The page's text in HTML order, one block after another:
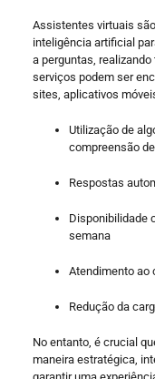
Assistentes virtuais
inteligência artificial
a perguntas,
serviços podem ser
sites, aplicativos
Utilização de
compreensão
Respostas
Disponibilidade
semana
Atendimento ao
Redução da
No entanto, é crucial
maneira estratégica,